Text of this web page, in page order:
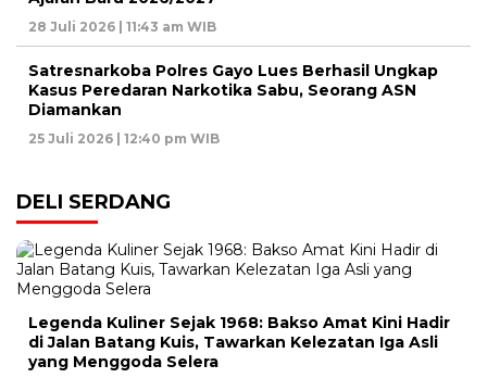
28 Juli 2026 | 11:43 am WIB
Satresnarkoba Polres Gayo Lues Berhasil Ungkap
Kasus Peredaran Narkotika Sabu, Seorang ASN
Diamankan
25 Juli 2026 | 12:40 pm WIB
DELI SERDANG
Legenda Kuliner Sejak 1968: Bakso Amat Kini Hadir
di Jalan Batang Kuis, Tawarkan Kelezatan Iga Asli
yang Menggoda Selera